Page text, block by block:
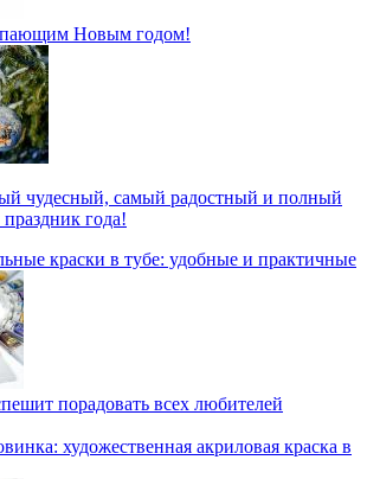
Новым годом!
чудесный, самый радостный и полный
года!
краски в тубе: удобные и практичные
порадовать всех любителей
художественная акриловая краска в